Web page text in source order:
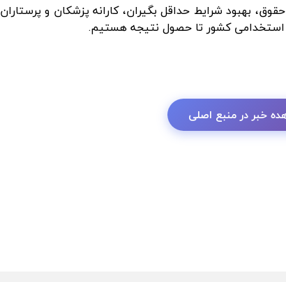
بهبود شرایط حداقل بگیران، کارانه پزشکان و پرستاران
استخدامی کشور تا حصول نتیجه هستیم.
خبر در منبع اصلی